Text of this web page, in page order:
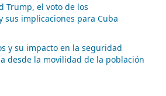
Trump, el voto de los
sus implicaciones para Cuba
y su impacto en la seguridad
desde la movilidad de la población